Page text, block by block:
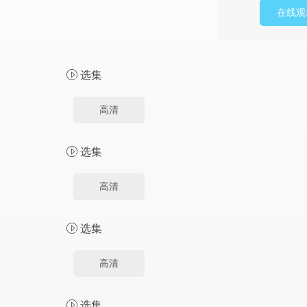
在线
选集
高清
选集
高清
选集
高清